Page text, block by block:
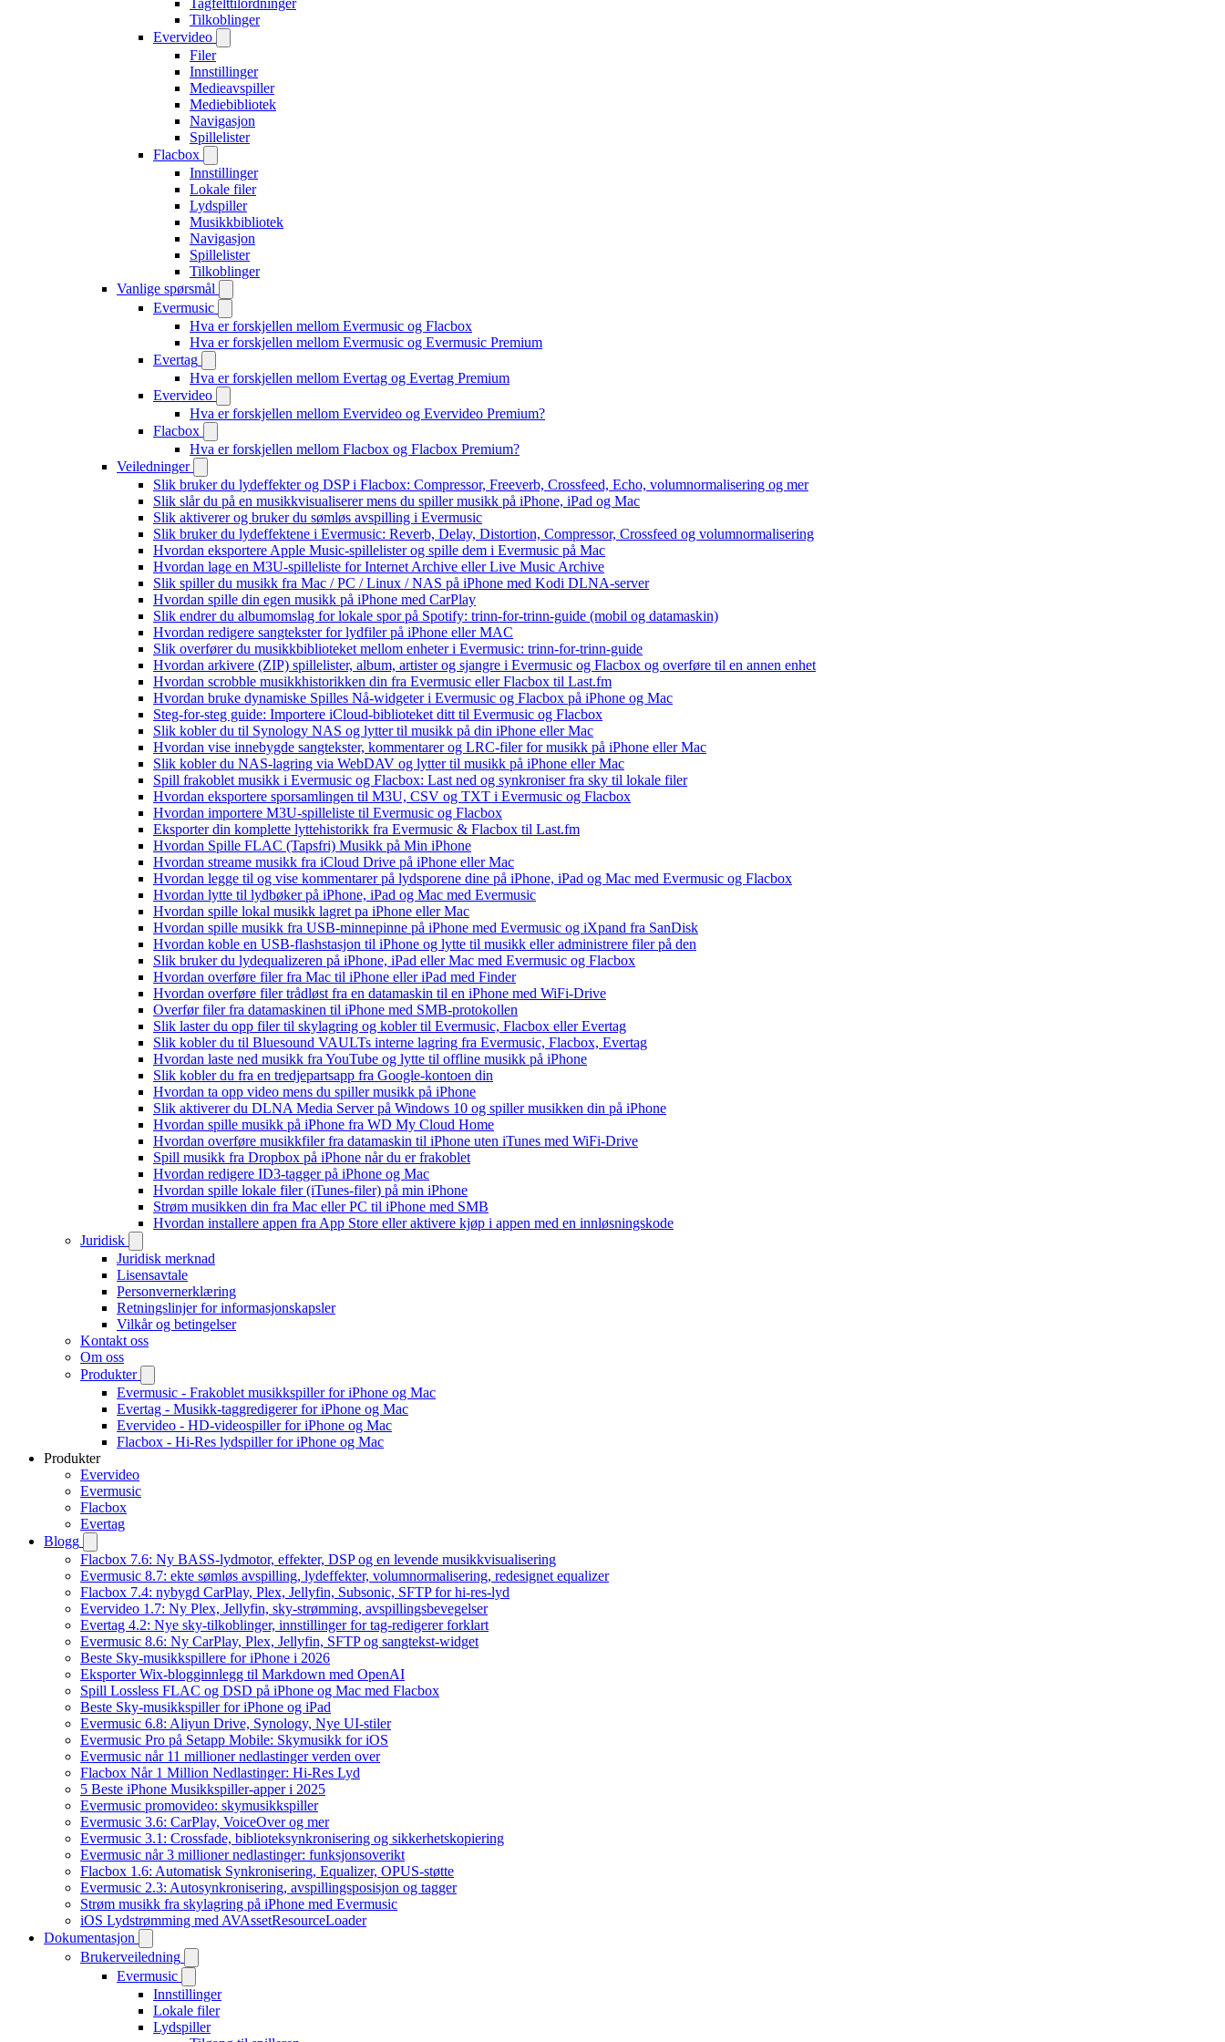
Tagfelttilordninger
Tilkoblinger
Evervideo
Filer
Innstillinger
Medieavspiller
Mediebibliotek
Navigasjon
Spillelister
Flacbox
Innstillinger
Lokale filer
Lydspiller
Musikkbibliotek
Navigasjon
Spillelister
Tilkoblinger
Vanlige spørsmål
Evermusic
Hva er forskjellen mellom Evermusic og Flacbox
Hva er forskjellen mellom Evermusic og Evermusic Premium
Evertag
Hva er forskjellen mellom Evertag og Evertag Premium
Evervideo
Hva er forskjellen mellom Evervideo og Evervideo Premium?
Flacbox
Hva er forskjellen mellom Flacbox og Flacbox Premium?
Veiledninger
Slik bruker du lydeffekter og DSP i Flacbox: Compressor, Freeverb, Crossfeed, Echo, volumnormalisering og mer
Slik slår du på en musikkvisualiserer mens du spiller musikk på iPhone, iPad og Mac
Slik aktiverer og bruker du sømløs avspilling i Evermusic
Slik bruker du lydeffektene i Evermusic: Reverb, Delay, Distortion, Compressor, Crossfeed og volumnormalisering
Hvordan eksportere Apple Music-spillelister og spille dem i Evermusic på Mac
Hvordan lage en M3U-spilleliste for Internet Archive eller Live Music Archive
Slik spiller du musikk fra Mac / PC / Linux / NAS på iPhone med Kodi DLNA-server
Hvordan spille din egen musikk på iPhone med CarPlay
Slik endrer du albumomslag for lokale spor på Spotify: trinn-for-trinn-guide (mobil og datamaskin)
Hvordan redigere sangtekster for lydfiler på iPhone eller MAC
Slik overfører du musikkbiblioteket mellom enheter i Evermusic: trinn-for-trinn-guide
Hvordan arkivere (ZIP) spillelister, album, artister og sjangre i Evermusic og Flacbox og overføre til en annen enhet
Hvordan scrobble musikkhistorikken din fra Evermusic eller Flacbox til Last.fm
Hvordan bruke dynamiske Spilles Nå-widgeter i Evermusic og Flacbox på iPhone og Mac
Steg-for-steg guide: Importere iCloud-biblioteket ditt til Evermusic og Flacbox
Slik kobler du til Synology NAS og lytter til musikk på din iPhone eller Mac
Hvordan vise innebygde sangtekster, kommentarer og LRC-filer for musikk på iPhone eller Mac
Slik kobler du NAS-lagring via WebDAV og lytter til musikk på iPhone eller Mac
Spill frakoblet musikk i Evermusic og Flacbox: Last ned og synkroniser fra sky til lokale filer
Hvordan eksportere sporsamlingen til M3U, CSV og TXT i Evermusic og Flacbox
Hvordan importere M3U-spilleliste til Evermusic og Flacbox
Eksporter din komplette lyttehistorikk fra Evermusic & Flacbox til Last.fm
Hvordan Spille FLAC (Tapsfri) Musikk på Min iPhone
Hvordan streame musikk fra iCloud Drive på iPhone eller Mac
Hvordan legge til og vise kommentarer på lydsporene dine på iPhone, iPad og Mac med Evermusic og Flacbox
Hvordan lytte til lydbøker på iPhone, iPad og Mac med Evermusic
Hvordan spille lokal musikk lagret pa iPhone eller Mac
Hvordan spille musikk fra USB-minnepinne på iPhone med Evermusic og iXpand fra SanDisk
Hvordan koble en USB-flashstasjon til iPhone og lytte til musikk eller administrere filer på den
Slik bruker du lydequalizeren på iPhone, iPad eller Mac med Evermusic og Flacbox
Hvordan overføre filer fra Mac til iPhone eller iPad med Finder
Hvordan overføre filer trådløst fra en datamaskin til en iPhone med WiFi-Drive
Overfør filer fra datamaskinen til iPhone med SMB-protokollen
Slik laster du opp filer til skylagring og kobler til Evermusic, Flacbox eller Evertag
Slik kobler du til Bluesound VAULTs interne lagring fra Evermusic, Flacbox, Evertag
Hvordan laste ned musikk fra YouTube og lytte til offline musikk på iPhone
Slik kobler du fra en tredjepartsapp fra Google-kontoen din
Hvordan ta opp video mens du spiller musikk på iPhone
Slik aktiverer du DLNA Media Server på Windows 10 og spiller musikken din på iPhone
Hvordan spille musikk på iPhone fra WD My Cloud Home
Hvordan overføre musikkfiler fra datamaskin til iPhone uten iTunes med WiFi-Drive
Spill musikk fra Dropbox på iPhone når du er frakoblet
Hvordan redigere ID3-tagger på iPhone og Mac
Hvordan spille lokale filer (iTunes-filer) på min iPhone
Strøm musikken din fra Mac eller PC til iPhone med SMB
Hvordan installere appen fra App Store eller aktivere kjøp i appen med en innløsningskode
Juridisk
Juridisk merknad
Lisensavtale
Personvernerklæring
Retningslinjer for informasjonskapsler
Vilkår og betingelser
Kontakt oss
Om oss
Produkter
Evermusic - Frakoblet musikkspiller for iPhone og Mac
Evertag - Musikk-taggredigerer for iPhone og Mac
Evervideo - HD-videospiller for iPhone og Mac
Flacbox - Hi-Res lydspiller for iPhone og Mac
Produkter
Evervideo
Evermusic
Flacbox
Evertag
Blogg
Flacbox 7.6: Ny BASS-lydmotor, effekter, DSP og en levende musikkvisualisering
Evermusic 8.7: ekte sømløs avspilling, lydeffekter, volumnormalisering, redesignet equalizer
Flacbox 7.4: nybygd CarPlay, Plex, Jellyfin, Subsonic, SFTP for hi-res-lyd
Evervideo 1.7: Ny Plex, Jellyfin, sky-strømming, avspillingsbevegelser
Evertag 4.2: Nye sky-tilkoblinger, innstillinger for tag-redigerer forklart
Evermusic 8.6: Ny CarPlay, Plex, Jellyfin, SFTP og sangtekst-widget
Beste Sky-musikkspillere for iPhone i 2026
Eksporter Wix-blogginnlegg til Markdown med OpenAI
Spill Lossless FLAC og DSD på iPhone og Mac med Flacbox
Beste Sky-musikkspiller for iPhone og iPad
Evermusic 6.8: Aliyun Drive, Synology, Nye UI-stiler
Evermusic Pro på Setapp Mobile: Skymusikk for iOS
Evermusic når 11 millioner nedlastinger verden over
Flacbox Når 1 Million Nedlastinger: Hi-Res Lyd
5 Beste iPhone Musikkspiller-apper i 2025
Evermusic promovideo: skymusikkspiller
Evermusic 3.6: CarPlay, VoiceOver og mer
Evermusic 3.1: Crossfade, biblioteksynkronisering og sikkerhetskopiering
Evermusic når 3 millioner nedlastinger: funksjonsoverikt
Flacbox 1.6: Automatisk Synkronisering, Equalizer, OPUS-støtte
Evermusic 2.3: Autosynkronisering, avspillingsposisjon og tagger
Strøm musikk fra skylagring på iPhone med Evermusic
iOS Lydstrømming med AVAssetResourceLoader
Dokumentasjon
Brukerveiledning
Evermusic
Innstillinger
Lokale filer
Lydspiller